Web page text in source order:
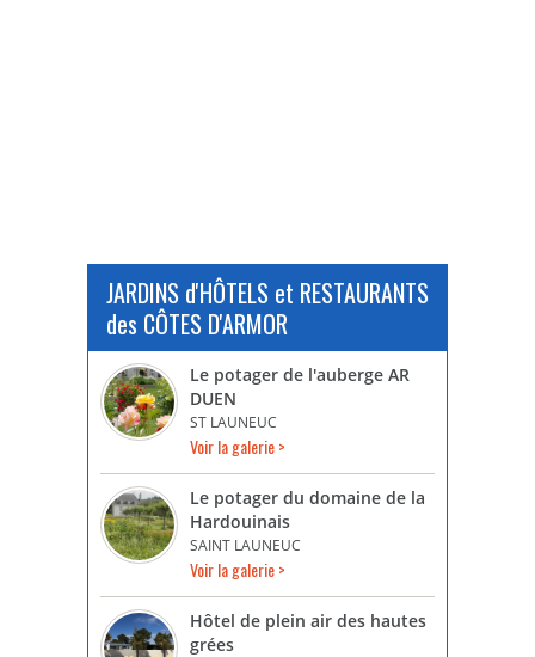
JARDINS d'HÔTELS et RESTAURANTS
des CÔTES D'ARMOR
Le potager de l'auberge AR
DUEN
ST LAUNEUC
Voir la galerie >
Le potager du domaine de la
Hardouinais
SAINT LAUNEUC
Voir la galerie >
Hôtel de plein air des hautes
grées